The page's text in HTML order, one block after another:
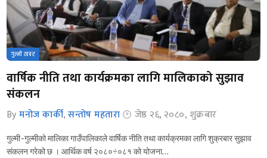
गुल्मी खबर
वार्षिक नीति तथा कार्यक्रमका लागि मालिकाको सुझाव
संकलन
By मनोज कार्की,सन्तोष महतारा जेष्ठ २६, २०८०, शुक्रबार
गुल्मी -गुल्मीको मालिका गाउँपालिकाले वार्षिक नीति तथा कार्यक्रमका लागि शुक्रबार सुझाव
संकलन गरेको छ । आर्थिक वर्ष २०८०÷०८१ को योजना…